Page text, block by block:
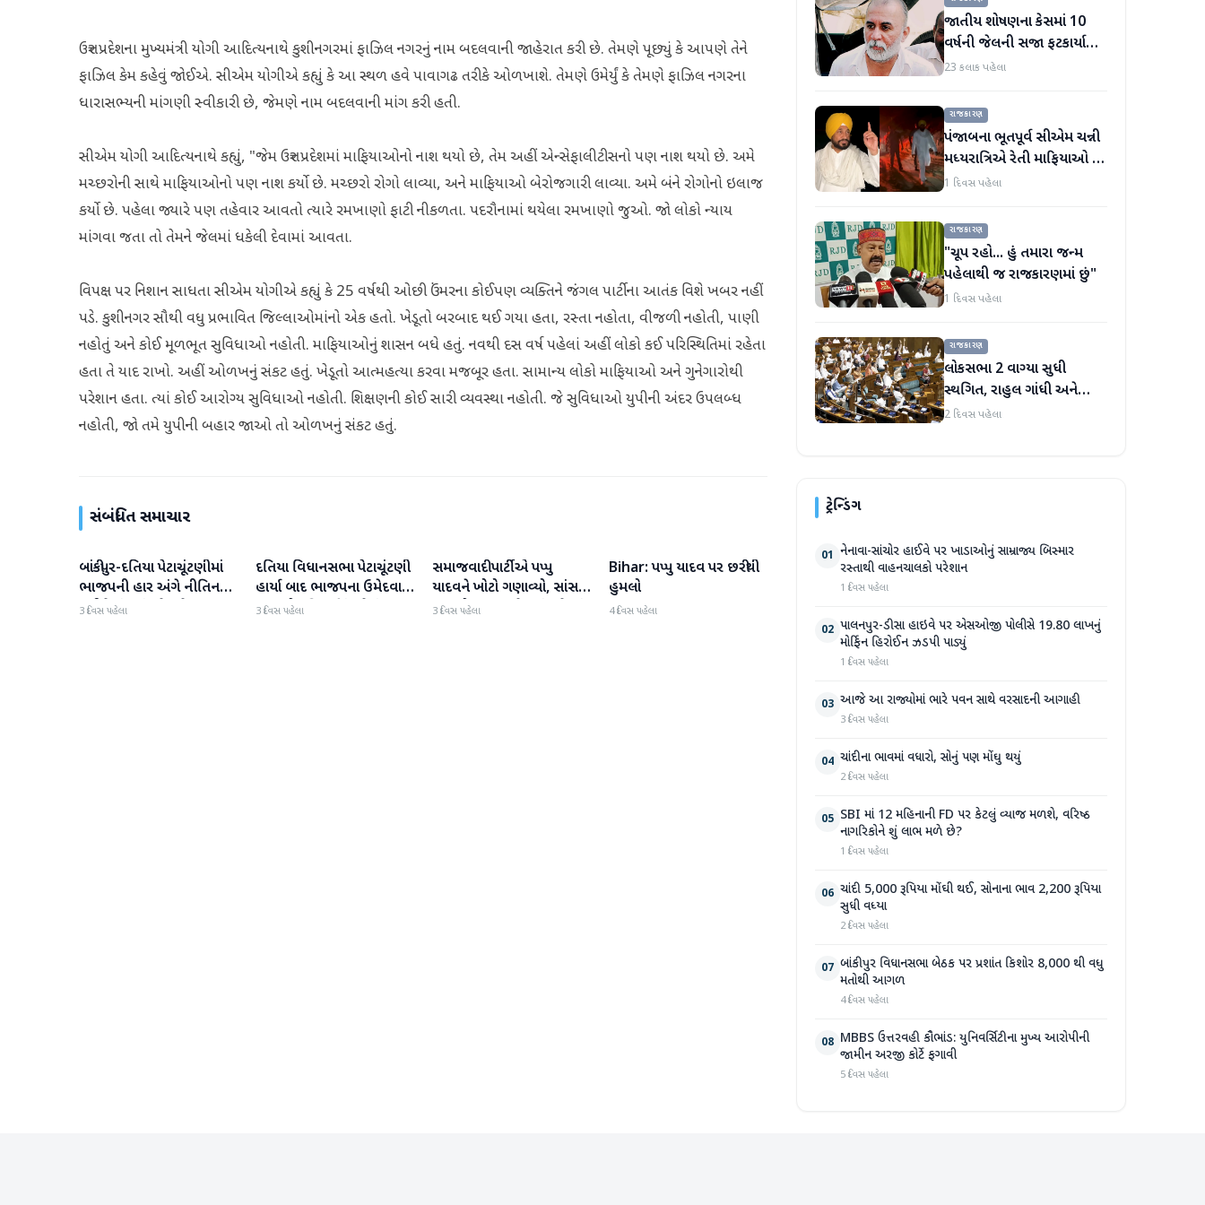
ઉત્તર પ્રદેશના મુખ્યમંત્રી યોગી આદિત્યનાથે કુશીનગરમાં ફાઝિલ નગરનું નામ બદલવાની જાહેરાત કરી છે. તેમણે પૂછ્યું કે આપણે તેને
ફાઝિલ કેમ કહેવું જોઈએ. સીએમ યોગીએ કહ્યું કે આ સ્થળ હવે પાવાગઢ તરીકે ઓળખાશે. તેમણે ઉમેર્યું કે તેમણે ફાઝિલ નગરના
ધારાસભ્યની માંગણી સ્વીકારી છે, જેમણે નામ બદલવાની માંગ કરી હતી.
સીએમ યોગી આદિત્યનાથે કહ્યું, "જેમ ઉત્તર પ્રદેશમાં માફિયાઓનો નાશ થયો છે, તેમ અહીં એન્સેફાલીટીસનો પણ નાશ થયો છે. અમે
મચ્છરોની સાથે માફિયાઓનો પણ નાશ કર્યો છે. મચ્છરો રોગો લાવ્યા, અને માફિયાઓ બેરોજગારી લાવ્યા. અમે બંને રોગોનો ઇલાજ
કર્યો છે. પહેલા જ્યારે પણ તહેવાર આવતો ત્યારે રમખાણો ફાટી નીકળતા. પદરૌનામાં થયેલા રમખાણો જુઓ. જો લોકો ન્યાય
માંગવા જતા તો તેમને જેલમાં ધકેલી દેવામાં આવતા.
વિપક્ષ પર નિશાન સાધતા સીએમ યોગીએ કહ્યું કે 25 વર્ષથી ઓછી ઉંમરના કોઈપણ વ્યક્તિને જંગલ પાર્ટીના આતંક વિશે ખબર નહીં
પડે. કુશીનગર સૌથી વધુ પ્રભાવિત જિલ્લાઓમાંનો એક હતો. ખેડૂતો બરબાદ થઈ ગયા હતા, રસ્તા નહોતા, વીજળી નહોતી, પાણી
નહોતું અને કોઈ મૂળભૂત સુવિધાઓ નહોતી. માફિયાઓનું શાસન બધે હતું. નવથી દસ વર્ષ પહેલાં અહીં લોકો કઈ પરિસ્થિતિમાં રહેતા
હતા તે યાદ રાખો. અહીં ઓળખનું સંકટ હતું. ખેડૂતો આત્મહત્યા કરવા મજબૂર હતા. સામાન્ય લોકો માફિયાઓ અને ગુનેગારોથી
પરેશાન હતા. ત્યાં કોઈ આરોગ્ય સુવિધાઓ નહોતી. શિક્ષણની કોઈ સારી વ્યવસ્થા નહોતી. જે સુવિધાઓ યુપીની અંદર ઉપલબ્ધ
નહોતી, જો તમે યુપીની બહાર જાઓ તો ઓળખનું સંકટ હતું.
સંબંધિત સમાચાર
રાજકારણ
બાંકીપુર-દતિયા પેટાચૂંટણીમાં
ભાજપની હાર અંગે નીતિન
નવીને શું કહ્યું? તેમણે
3 દિવસ પહેલા
રાજકારણ
દતિયા વિધાનસભા પેટાચૂંટણી
હાર્યા બાદ ભાજપના ઉમેદવાર
આશુતોષ તિવારીનું પહેલું
3 દિવસ પહેલા
રાજકારણ
સમાજવાદી પાર્ટીએ પપ્પુ
યાદવને ખોટો ગણાવ્યો, સાંસદ
રામ ગોપાલ યાદવે કહ્યું - તેમનું
3 દિવસ પહેલા
રાજકારણ
Bihar: પપ્પુ યાદવ પર છરીથી
હુમલો
4 દિવસ પહેલા
જાતીય શોષણના કેસમાં 10
વર્ષની જેલની સજા ફટકાર્યા
બાદ તરુણ તેજપાલનું પહેલું
23 કલાક પહેલા
રાજકારણ
પંજાબના ભૂતપૂર્વ સીએમ ચન્ની
મધ્યરાત્રિએ રેતી માફિયાઓ પર
દરોડા પાડવા નીકળ્યા
1 દિવસ પહેલા
રાજકારણ
"ચૂપ રહો... હું તમારા જન્મ
પહેલાથી જ રાજકારણમાં છું"
1 દિવસ પહેલા
રાજકારણ
લોકસભા 2 વાગ્યા સુધી
સ્થગિત, રાહુલ ગાંધી અને
કિરેન રિજિજુની મુલાકાત,
2 દિવસ પહેલા
ટ્રેન્ડિંગ
01 નેનાવા-સાંચોર હાઈવે પર ખાડાઓનું સામ્રાજ્ય બિસ્માર
રસ્તાથી વાહનચાલકો પરેશાન
1 દિવસ પહેલા
02 પાલનપુર-ડીસા હાઇવે પર એસઓજી પોલીસે 19.80 લાખનું
મોર્ફિન હિરોઈન ઝડપી પાડ્યું
1 દિવસ પહેલા
03 આજે આ રાજ્યોમાં ભારે પવન સાથે વરસાદની આગાહી
3 દિવસ પહેલા
04 ચાંદીના ભાવમાં વધારો, સોનું પણ મોંઘુ થયું
2 દિવસ પહેલા
05 SBI માં 12 મહિનાની FD પર કેટલું વ્યાજ મળશે, વરિષ્ઠ
નાગરિકોને શું લાભ મળે છે?
1 દિવસ પહેલા
06 ચાંદી 5,000 રૂપિયા મોંઘી થઈ, સોનાના ભાવ 2,200 રૂપિયા
સુધી વધ્યા
2 દિવસ પહેલા
07 બાંકીપુર વિધાનસભા બેઠક પર પ્રશાંત કિશોર 8,000 થી વધુ
મતોથી આગળ
4 દિવસ પહેલા
08 MBBS ઉત્તરવહી કૌભાંડ: યુનિવર્સિટીના મુખ્ય આરોપીની
જામીન અરજી કોર્ટે ફગાવી
5 દિવસ પહેલા